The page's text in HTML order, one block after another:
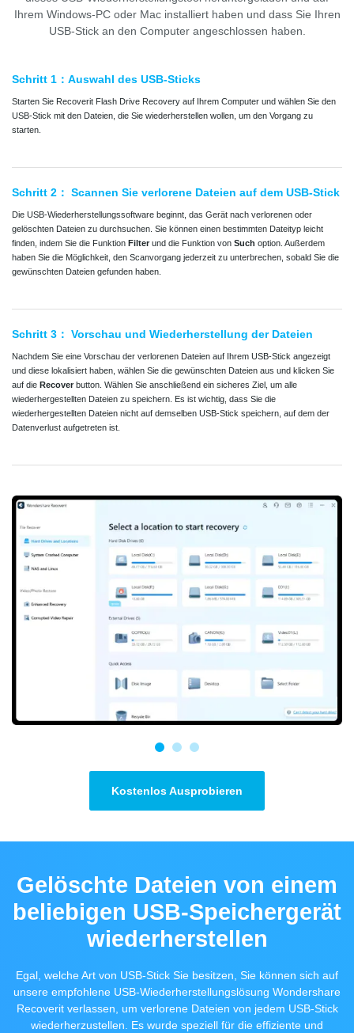
Ihrem Windows-PC oder Mac installiert haben und dass Sie Ihren
USB-Stick an den Computer angeschlossen haben.
Schritt 1：Auswahl des USB-Sticks
Starten Sie Recoverit Flash Drive Recovery auf Ihrem Computer und wählen Sie den
USB-Stick mit den Dateien, die Sie wiederherstellen wollen, um den Vorgang zu
starten.
Schritt 2： Scannen Sie verlorene Dateien auf dem USB-Stick
Die USB-Wiederherstellungssoftware beginnt, das Gerät nach verlorenen oder
gelöschten Dateien zu durchsuchen. Sie können einen bestimmten Dateityp leicht
finden, indem Sie die Funktion Filter und die Funktion von Such option. Außerdem
haben Sie die Möglichkeit, den Scanvorgang jederzeit zu unterbrechen, sobald Sie die
gewünschten Dateien gefunden haben.
Schritt 3： Vorschau und Wiederherstellung der Dateien
Nachdem Sie eine Vorschau der verlorenen Dateien auf Ihrem USB-Stick angezeigt
und diese lokalisiert haben, wählen Sie die gewünschten Dateien aus und klicken Sie
auf die Recover button. Wählen Sie anschließend ein sicheres Ziel, um alle
wiederhergestellten Dateien zu speichern. Es ist wichtig, dass Sie die
wiederhergestellten Dateien nicht auf demselben USB-Stick speichern, auf dem der
Datenverlust aufgetreten ist.
Kostenlos Ausprobieren
Gelöschte Dateien von einem
beliebigen USB-Speichergerät
wiederherstellen
Egal, welche Art von USB-Stick Sie besitzen, Sie können sich auf
unsere empfohlene USB-Wiederherstellungslösung Wondershare
Recoverit verlassen, um verlorene Dateien von jedem USB-Stick
wiederherzustellen. Es wurde speziell für die effiziente und